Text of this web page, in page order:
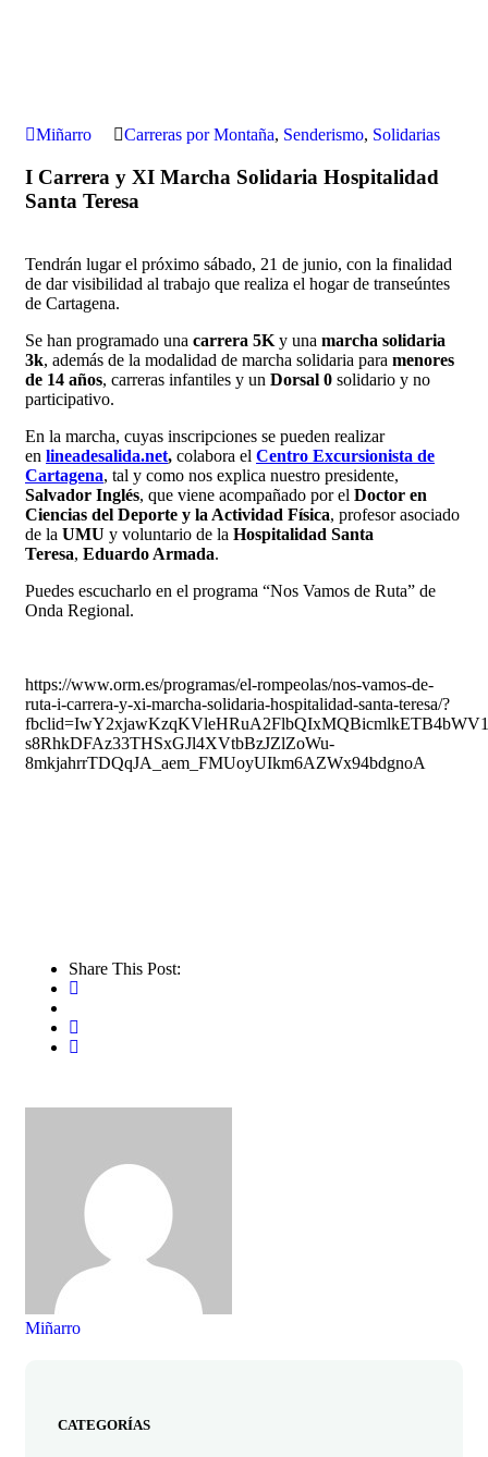
Miñarro Carreras por Montaña, Senderismo, Solidarias
I Carrera y XI Marcha Solidaria Hospitalidad
Santa Teresa
Tendrán lugar el próximo sábado, 21 de junio, con la finalidad
de dar visibilidad al trabajo que realiza el hogar de transeúntes
de Cartagena.
Se han programado una carrera 5K y una marcha solidaria
3k, además de la modalidad de marcha solidaria para menores
de 14 años, carreras infantiles y un Dorsal 0 solidario y no
participativo.
En la marcha, cuyas inscripciones se pueden realizar
en lineadesalida.net, colabora el Centro Excursionista de
Cartagena, tal y como nos explica nuestro presidente,
Salvador Inglés, que viene acompañado por el Doctor en
Ciencias del Deporte y la Actividad Física, profesor asociado
de la UMU y voluntario de la Hospitalidad Santa
Teresa, Eduardo Armada.
Puedes escucharlo en el programa “Nos Vamos de Ruta” de
Onda Regional.
https://www.orm.es/programas/el-rompeolas/nos-vamos-de-
ruta-i-carrera-y-xi-marcha-solidaria-hospitalidad-santa-teresa/?
s8RhkDFAz33THSxGJl4XVtbBzJZlZoWu-
8mkjahrrTDQqJA_aem_FMUoyUIkm6AZWx94bdgnoA
Share This Post:
Miñarro
CATEGORÍAS